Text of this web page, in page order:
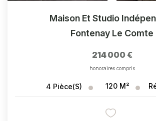
Maison Et Studio
Fontenay Le Comte
214 000 €
honoraires compris
4 Pièce(s) 120 M²